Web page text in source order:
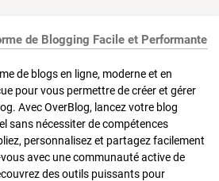
de Blogging Facile et Performante
de blogs en ligne, moderne et en
pour vous permettre de créer et gérer
Avec OverBlog, lancez votre blog
sans nécessiter de compétences
personnalisez et partagez facilement
avec une communauté active de
des outils puissants pour